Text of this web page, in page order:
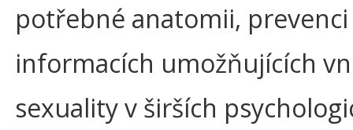
potřebné anatomii, prevenci
informacích umožňujících
sexuality v širších